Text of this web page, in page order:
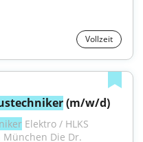
Vollzeit
(m/w/d)
Elektro / HLKS
Die Dr.